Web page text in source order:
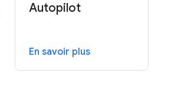
Autopilot
En savoir plus